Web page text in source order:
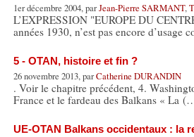
1er décembre 2004, parJean-Pierre SARMANT,
L’EXPRESSION "EUROPE DU
années 1930, n’est pas encore d’usage
5 - OTAN, histoire et fin ?
26 novembre 2013, parCatherine DURANDIN
. Voir le chapitre précédent, 4.
France et le fardeau des Balkans « La
UE-OTAN Balkans occidentaux : la